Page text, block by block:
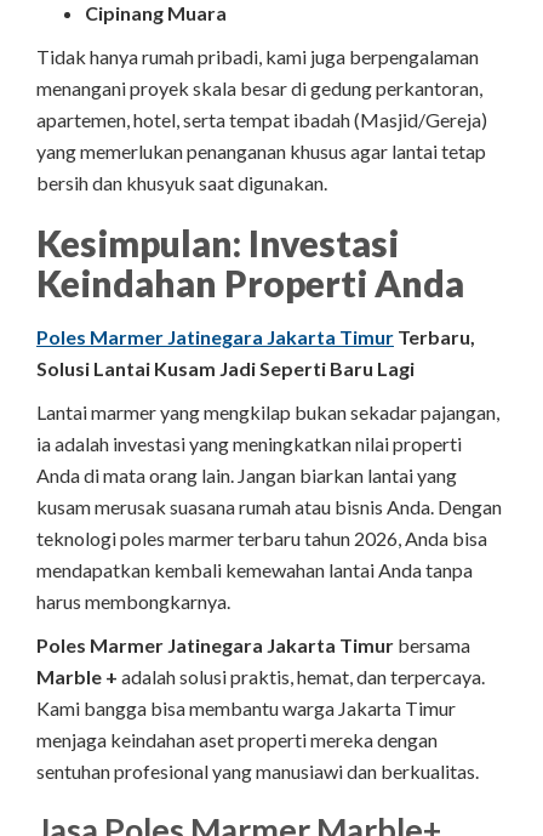
Cipinang Muara
Tidak hanya rumah pribadi, kami juga berpengalaman
menangani proyek skala besar di gedung perkantoran,
apartemen, hotel, serta tempat ibadah (Masjid/Gereja)
yang memerlukan penanganan khusus agar lantai tetap
bersih dan khusyuk saat digunakan.
Kesimpulan: Investasi
Keindahan Properti Anda
Poles Marmer Jatinegara Jakarta Timur Terbaru,
Solusi Lantai Kusam Jadi Seperti Baru Lagi
Lantai marmer yang mengkilap bukan sekadar pajangan,
ia adalah investasi yang meningkatkan nilai properti
Anda di mata orang lain. Jangan biarkan lantai yang
kusam merusak suasana rumah atau bisnis Anda. Dengan
teknologi poles marmer terbaru tahun 2026, Anda bisa
mendapatkan kembali kemewahan lantai Anda tanpa
harus membongkarnya.
Poles Marmer Jatinegara Jakarta Timur bersama
Marble + adalah solusi praktis, hemat, dan terpercaya.
Kami bangga bisa membantu warga Jakarta Timur
menjaga keindahan aset properti mereka dengan
sentuhan profesional yang manusiawi dan berkualitas.